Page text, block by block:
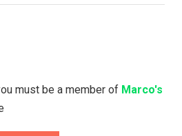
must be a member of Marco's